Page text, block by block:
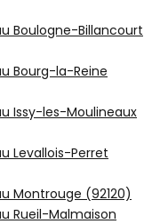
Boulogne-Billancourt
Bourg-la-Reine
Issy-les-Moulineaux
Levallois-Perret
Montrouge (92120)
Rueil-Malmaison